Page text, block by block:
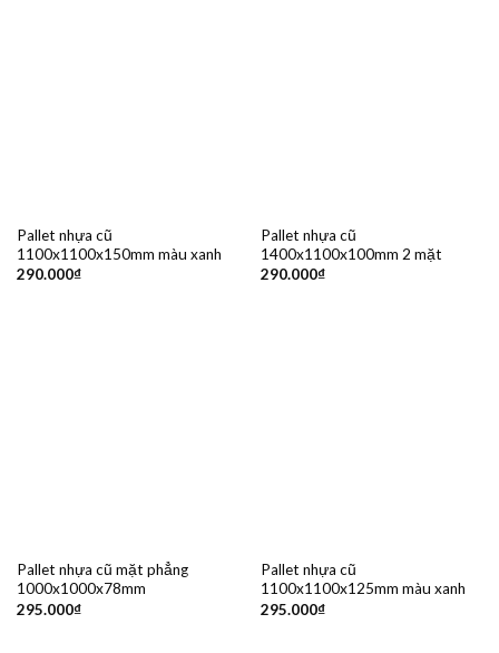
Pallet nhựa cũ
1100x1100x150mm màu xanh
290.000₫
Pallet nhựa cũ
1400x1100x100mm 2 mặt
290.000₫
Pallet nhựa cũ mặt phẳng
1000x1000x78mm
295.000₫
Pallet nhựa cũ
1100x1100x125mm màu xanh
295.000₫